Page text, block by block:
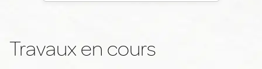
Travaux en cours